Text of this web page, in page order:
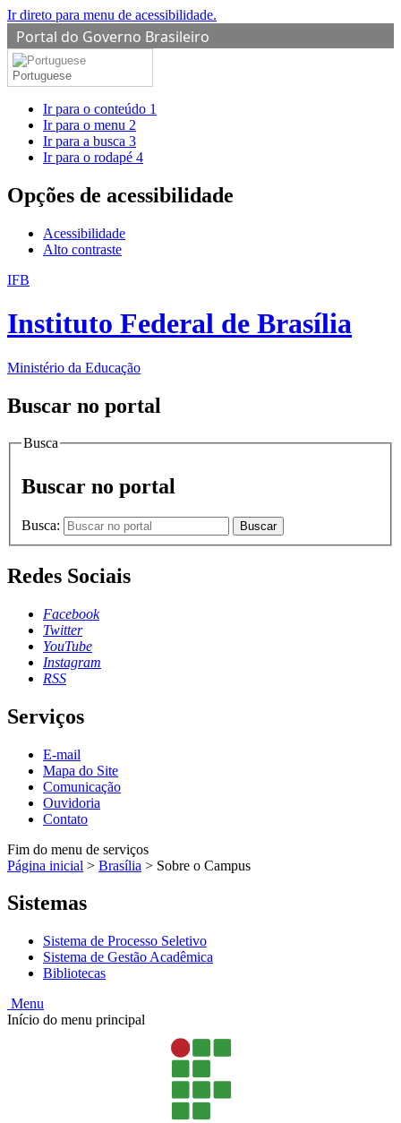
Ir direto para menu de acessibilidade.
Portal do Governo Brasileiro
Portuguese
Ir para o conteúdo 1
Ir para o menu 2
Ir para a busca 3
Ir para o rodapé 4
Opções de acessibilidade
Acessibilidade
Alto contraste
IFB
Instituto Federal de Brasília
Ministério da Educação
Buscar no portal
Busca
Buscar no portal
Busca: Buscar
Redes Sociais
Facebook
Twitter
YouTube
Instagram
RSS
Serviços
E-mail
Mapa do Site
Comunicação
Ouvidoria
Contato
Fim do menu de serviços
Página inicial > Brasília > Sobre o Campus
Sistemas
Sistema de Processo Seletivo
Sistema de Gestão Acadêmica
Bibliotecas
Menu
Início do menu principal